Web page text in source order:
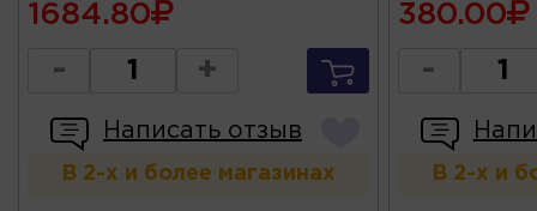
1684.80
- +
Написать отзыв
В 2-х и более магазинах
380.00
-
В 2-х и